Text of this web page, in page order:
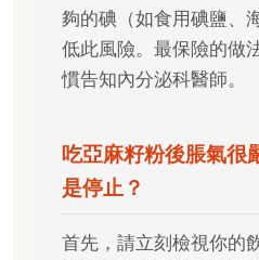
夠的碘（如食用碘鹽、
低此風險。最保險的做
慣告知內分泌科醫師。
吃亞麻籽粉後脹氣很
是停止？
首先，請立刻檢視你的